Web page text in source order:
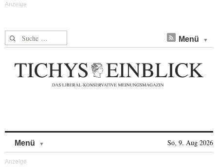
Suche nach: Menü
Menü So, 9. Aug 2026